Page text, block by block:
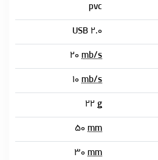
pvc
USB ۲.۰
۲۰ mb/s
۱۰ mb/s
۲۲ g
۵۰ mm
۳۰ mm